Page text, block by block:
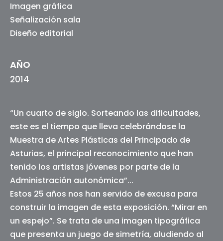
Imagen gráfica
Señalización sala
Diseño editorial
AÑO
2014
“Un cuarto de siglo. Sorteando las dificultades,
este es el tiempo que lleva celebrándose la
Muestra de Artes Plásticas del Principado de
Asturias, el principal reconocimiento que han
tenido los artistas jóvenes por parte de la
Administración autonómica”...
Estos 25 años nos han servido de excusa para
construir la imagen de esta exposición. “Mirar en
un espejo”. Se trata de una imagen tipográfica
que presenta un juego de simetría, aludiendo al